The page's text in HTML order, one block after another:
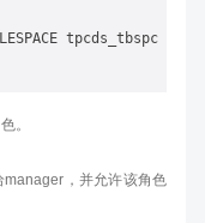
tpcds_tbspc
。
，并允许该角色